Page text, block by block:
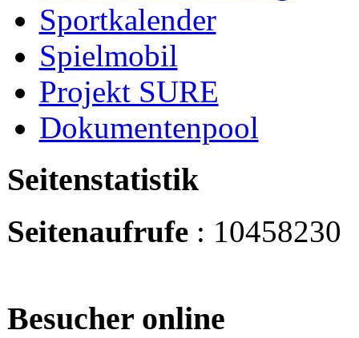
Sportkalender
Spielmobil
Projekt SURE
Dokumentenpool
Seitenstatistik
Seitenaufrufe: 10458230
Besucher online